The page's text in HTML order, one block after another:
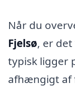
Når du
Fjelsø, er
typisk ligger
afhængigt af